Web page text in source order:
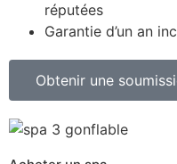
réputées
Garantie d’un an
Obtenir une